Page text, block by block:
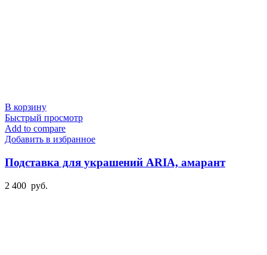
В корзину
Быстрый просмотр
Add to compare
Добавить в избранное
Подставка для украшений ARIA, амарант
2 400 руб.